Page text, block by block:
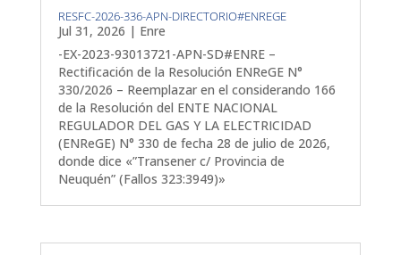
RESFC-2026-336-APN-DIRECTORIO#ENREGE
Jul 31, 2026 | Enre
-EX-2023-93013721-APN-SD#ENRE –
Rectificación de la Resolución ENReGE N°
330/2026 – Reemplazar en el considerando 166
de la Resolución del ENTE NACIONAL
REGULADOR DEL GAS Y LA ELECTRICIDAD
(ENReGE) N° 330 de fecha 28 de julio de 2026,
donde dice «”Transener c/ Provincia de
Neuquén” (Fallos 323:3949)»